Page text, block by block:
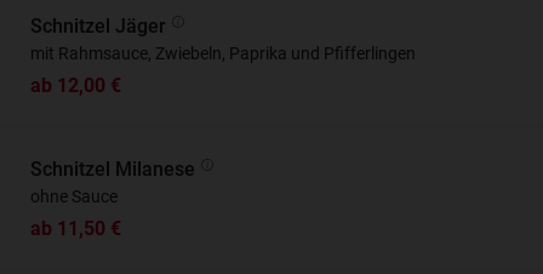
Schnitzel Jäger
mit Rahmsauce, Zwiebeln, Paprika und Pfifferlingen
ab 12,00 €
Schnitzel Milanese
ohne Sauce
ab 11,50 €